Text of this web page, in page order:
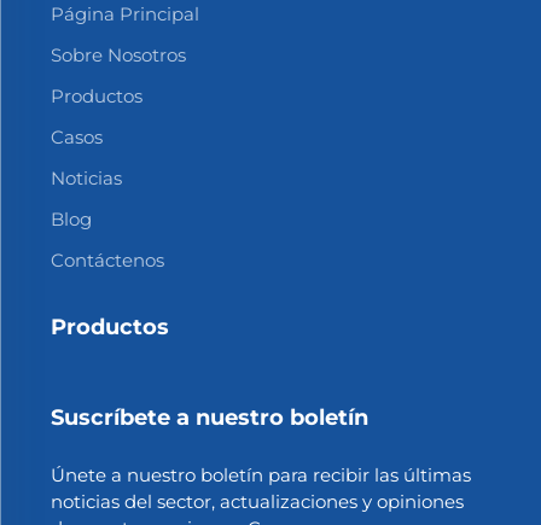
Página Principal
Sobre Nosotros
Productos
Casos
Noticias
Blog
Contáctenos
Productos
Suscríbete a nuestro boletín
Únete a nuestro boletín para recibir las últimas
noticias del sector, actualizaciones y opiniones